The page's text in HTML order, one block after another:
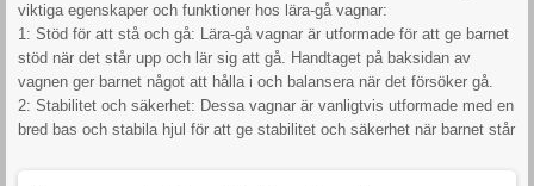
viktiga egenskaper och funktioner hos lära-gå vagnar:
1: Stöd för att stå och gå: Lära-gå vagnar är utformade för att ge barnet
stöd när det står upp och lär sig att gå. Handtaget på baksidan av
vagnen ger barnet något att hålla i och balansera när det försöker gå.
2: Stabilitet och säkerhet: Dessa vagnar är vanligtvis utformade med en
bred bas och stabila hjul för att ge stabilitet och säkerhet när barnet står